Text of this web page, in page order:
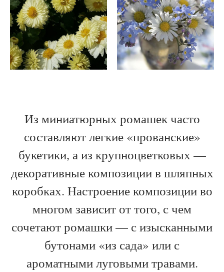
Из миниатюрных ромашек часто
составляют легкие «прованские»
букетики, а из крупноцветковых —
декоративные композиции в шляпных
коробках. Настроение композиции во
многом зависит от того, с чем
сочетают ромашки — с изысканными
бутонами «из сада» или с
ароматными луговыми травами.